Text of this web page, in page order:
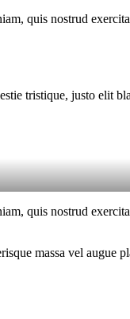
quis nostrud
tristique, justo elit
quis nostrud
massa vel augue